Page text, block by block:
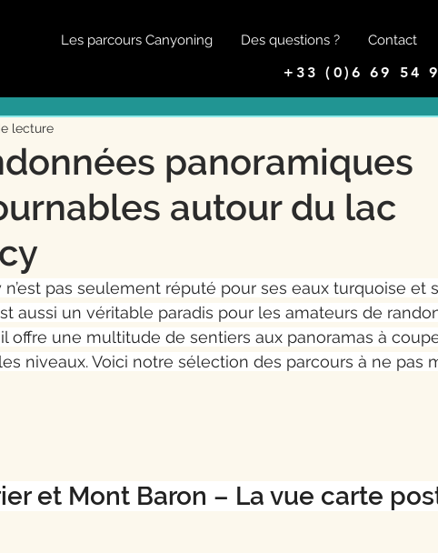
Les parcours Canyoning Des questions ? Contact
+33 (0)6 69 54
panoramiques
autour du lac
lecture
n’est pas seulement réputé pour ses eaux turquoise et
aussi un véritable paradis pour les amateurs de
offre une multitude de sentiers aux panoramas à
niveaux. Voici notre sélection des parcours à ne pas
et Mont Baron – La vue carte